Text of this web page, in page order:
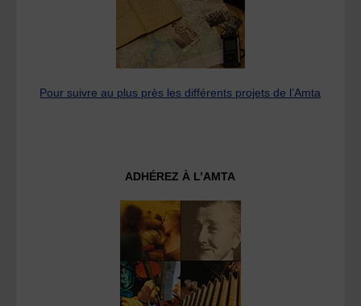
Pour suivre au plus près les différents projets de l’Amta
ADHÉREZ À L’AMTA